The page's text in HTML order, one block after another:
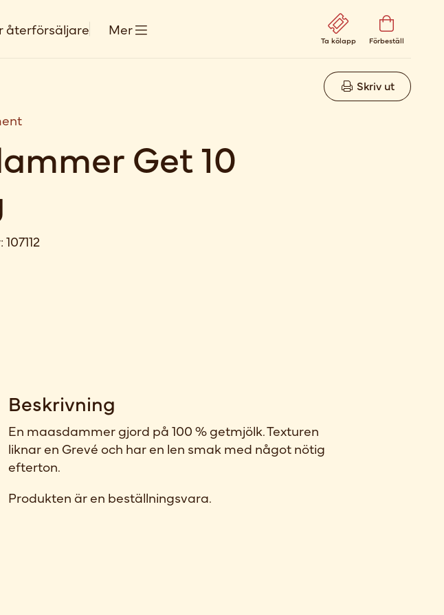
återförsäljare Mer
Ta kölapp Förbeställ
Skriv ut
Get 10
107112
Beskrivning
En maasdammer gjord på 100 % getmjölk. Texturen
liknar en Grevé och har en len smak med något nötig
efterton.
Produkten är en beställningsvara.